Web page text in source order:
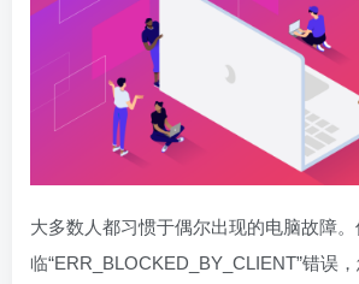
大多数人都习惯于偶尔出现的电脑故障
临“ERR_BLOCKED_BY_CLIENT”错误